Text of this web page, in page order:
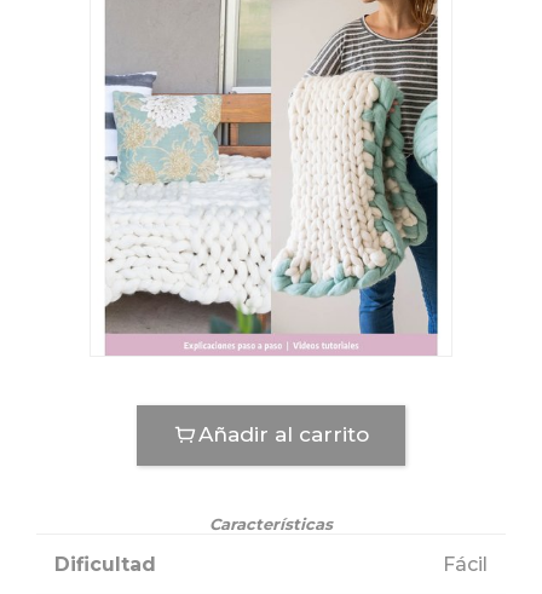
Añadir al carrito
Características
Dificultad Fácil